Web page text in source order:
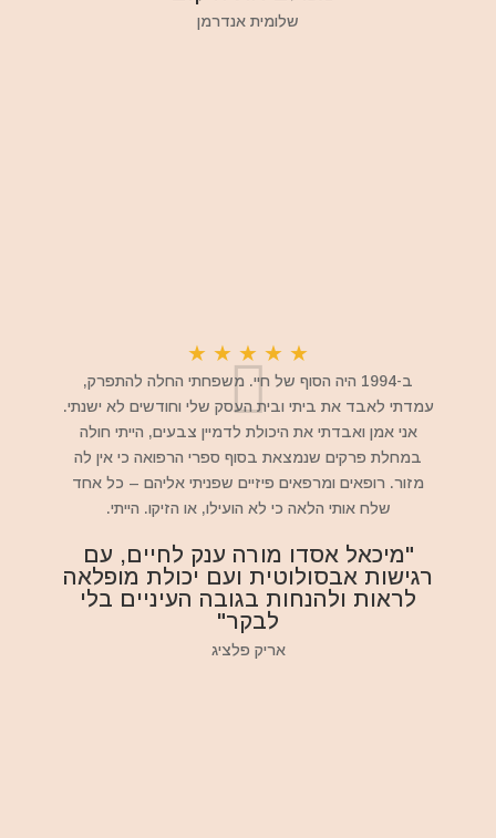
שלומית אנדרמן
★
★
★
★
★
ב-1994 היה הסוף של חיי. משפחתי החלה להתפרק,
עמדתי לאבד את ביתי ובית העסק שלי וחודשים לא ישנתי.
אני אמן ואבדתי את היכולת לדמיין צבעים, הייתי חולה
במחלת פרקים שנמצאת בסוף ספרי הרפואה כי אין לה
מזור. רופאים ומרפאים פיזיים שפניתי אליהם – כל אחד
שלח אותי הלאה כי לא הועילו, או הזיקו. הייתי.
"מיכאל אסדו מורה ענק לחיים, עם
רגישות אבסולוטית ועם יכולת מופלאה
לראות ולהנחות בגובה העיניים בלי
לבקר"
אריק פלציג